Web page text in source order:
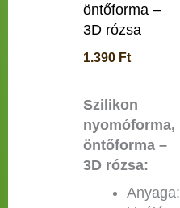
öntőforma –
3D rózsa
1.390 Ft
Szilikon
nyomóforma,
öntőforma –
3D rózsa:
Anyaga: